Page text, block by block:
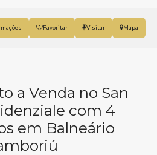
Favoritar Mapa
a Venda no San
com 4
em Balneário